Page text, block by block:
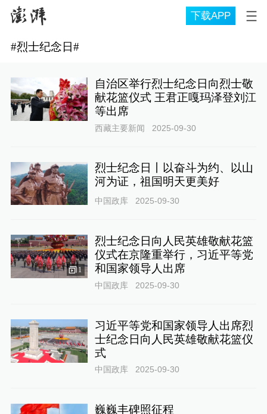
下载APP
#烈士纪念日#
自治区举行烈士纪念日向烈士敬
献花篮仪式 王君正嘎玛泽登刘江
等出席
西藏主要新闻 2025-09-30
烈士纪念日丨以奋斗为约、以山
河为证，祖国明天更美好
中国政库 2025-09-30
1
烈士纪念日向人民英雄敬献花篮
仪式在京隆重举行，习近平等党
和国家领导人出席
中国政库 2025-09-30
习近平等党和国家领导人出席烈
士纪念日向人民英雄敬献花篮仪
式
中国政库 2025-09-30
巍巍丰碑照征程